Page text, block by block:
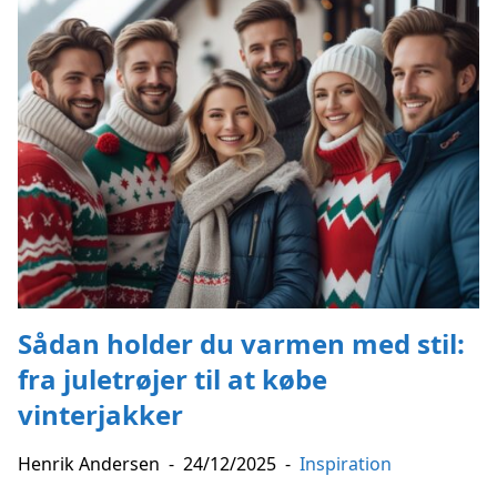
Sådan holder du varmen med stil:
fra juletrøjer til at købe
vinterjakker
Henrik Andersen - 24/12/2025 - Inspiration